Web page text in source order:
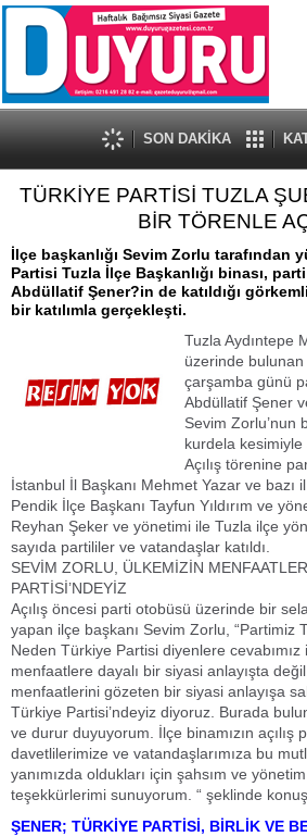
SON DAKİKA
TÜRKİYE PARTİSİ TUZLA
BİR TÖRENLE
İlçe başkanlığı Sevim Zorlu tarafından
Partisi Tuzla İlçe Başkanlığı binası,
Abdüllatif Şener?in de katıldığı
bir katılımla gerçekleşti.
Tuzla Aydıntepe
üzerinde
çarşamba günü
Abdüllatif Şener
Sevim Zorlu’nun
kurdela kesimiyle
Açılış törenine
İstanbul İl Başkanı Mehmet Yazar ve bazı
Pendik İlçe Başkanı Tayfun Yıldırım ve
Reyhan Şeker ve yönetimi ile Tuzla ilçe
sayıda partililer ve vatandaşlar katıldı.
SEVİM ZORLU, ÜLKEMİZİN
PARTİSİ’NDEYİZ
Açılış öncesi parti otobüsü üzerinde bir
yapan ilçe başkanı Sevim Zorlu, “Partimiz
Neden Türkiye Partisi diyenlere cevabımız
menfaatlere dayalı bir siyasi anlayışta
menfaatlerini gözeten bir siyasi anlayışa
Türkiye Partisi’ndeyiz diyoruz. Burada
ve durur duyuyorum. İlçe binamızın açılış
davetlilerimize ve vatandaşlarımıza bu
yanımızda oldukları için şahsım ve
teşekkürlerimi sunuyorum. “ şeklinde
ŞENER; TÜRKİYE PARTİSİ, BİRLİK VE